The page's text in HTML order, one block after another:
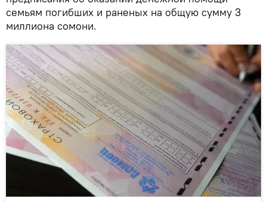
семьям погибших и раненых на общую сумму 3
миллиона сомони.